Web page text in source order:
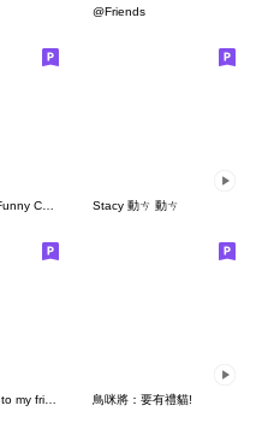
@Friends
Stacy 動ㄘ 動ㄘ
Say something to my friends 鳥咪將：要有禮貓!